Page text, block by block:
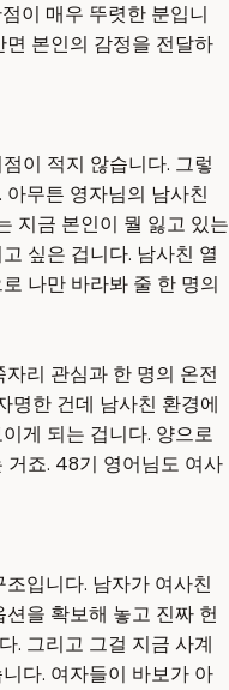
이 매우 뚜렷한 분입니
본인의 감정을 전달하
이 적지 않습니다. 그렇
무튼 영자님의 남사친
지금 본인이 뭘 잃고 있는
싶은 겁니다. 남사친 열
나만 바라봐 줄 한 명의
리 관심과 한 명의 온전
명한 건데 남사친 환경에
게 되는 겁니다. 양으로
거죠. 48기 영어님도 여사
입니다. 남자가 여사친
을 확보해 놓고 진짜 헌
. 그리고 그걸 지금 사계
다. 여자들이 바보가 아